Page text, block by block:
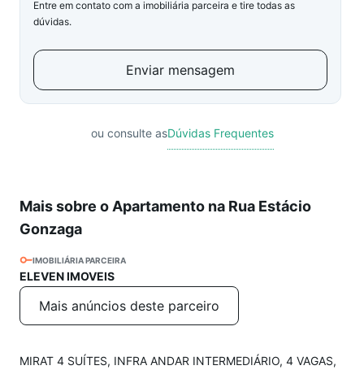
Entre em contato com a imobiliária parceira e tire todas as
dúvidas.
Enviar mensagem
ou consulte asDúvidas Frequentes
Mais sobre o Apartamento na Rua Estácio
Gonzaga
IMOBILIÁRIA PARCEIRA
ELEVEN IMOVEIS
Mais anúncios deste parceiro
MIRAT 4 SUÍTES, INFRA ANDAR INTERMEDIÁRIO, 4 VAGAS,